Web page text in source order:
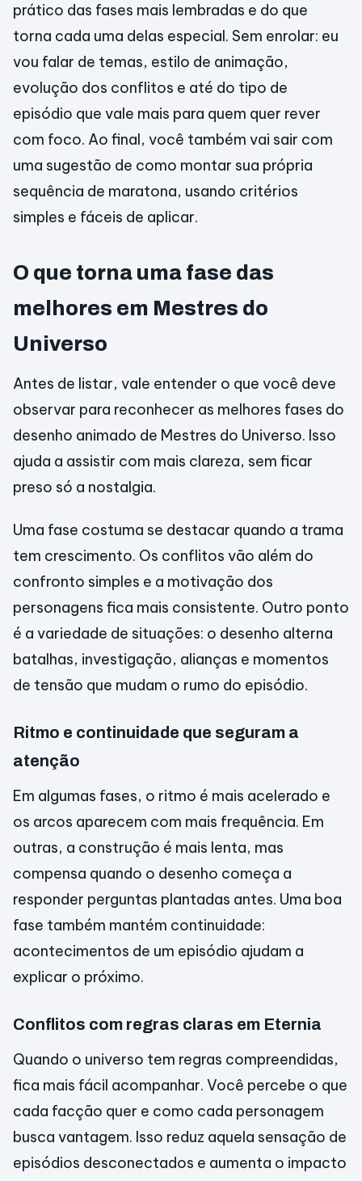
prático das fases mais lembradas e do que
torna cada uma delas especial. Sem enrolar: eu
vou falar de temas, estilo de animação,
evolução dos conflitos e até do tipo de
episódio que vale mais para quem quer rever
com foco. Ao final, você também vai sair com
uma sugestão de como montar sua própria
sequência de maratona, usando critérios
simples e fáceis de aplicar.
O que torna uma fase das
melhores em Mestres do
Universo
Antes de listar, vale entender o que você deve
observar para reconhecer as melhores fases do
desenho animado de Mestres do Universo. Isso
ajuda a assistir com mais clareza, sem ficar
preso só a nostalgia.
Uma fase costuma se destacar quando a trama
tem crescimento. Os conflitos vão além do
confronto simples e a motivação dos
personagens fica mais consistente. Outro ponto
é a variedade de situações: o desenho alterna
batalhas, investigação, alianças e momentos
de tensão que mudam o rumo do episódio.
Ritmo e continuidade que seguram a
atenção
Em algumas fases, o ritmo é mais acelerado e
os arcos aparecem com mais frequência. Em
outras, a construção é mais lenta, mas
compensa quando o desenho começa a
responder perguntas plantadas antes. Uma boa
fase também mantém continuidade:
acontecimentos de um episódio ajudam a
explicar o próximo.
Conflitos com regras claras em Eternia
Quando o universo tem regras compreendidas,
fica mais fácil acompanhar. Você percebe o que
cada facção quer e como cada personagem
busca vantagem. Isso reduz aquela sensação de
episódios desconectados e aumenta o impacto